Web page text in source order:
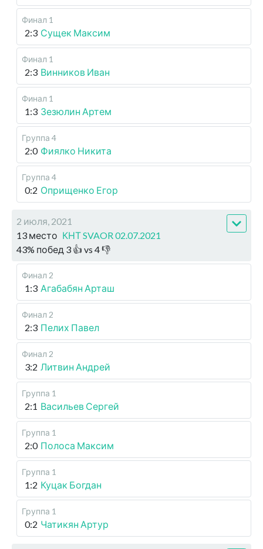
Финал 1
2:3 Сущек Максим
Финал 1
2:3 Винников Иван
Финал 1
1:3 Зезюлин Артем
Группа 4
2:0 Фиялко Никита
Группа 4
0:2 Оприщенко Егор
2 июля, 2021
13 место КНТ SVAOR 02.07.2021
43% побед 3 👍 vs 4👎
Финал 2
1:3 Агабабян Арташ
Финал 2
2:3 Пелих Павел
Финал 2
3:2 Литвин Андрей
Группа 1
2:1 Васильев Сергей
Группа 1
2:0 Полоса Максим
Группа 1
1:2 Куцак Богдан
Группа 1
0:2 Чатикян Артур